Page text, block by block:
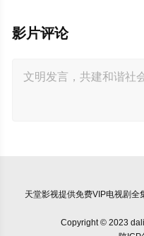
影片评论
天堂影视提供免费VIP电视剧全
Copyright © 2023